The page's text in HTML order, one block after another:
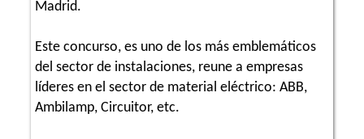
Madrid.
Este concurso, es uno de los más emblemáticos
del sector de instalaciones, reune a empresas
líderes en el sector de material eléctrico: ABB,
Ambilamp, Circuitor, etc.